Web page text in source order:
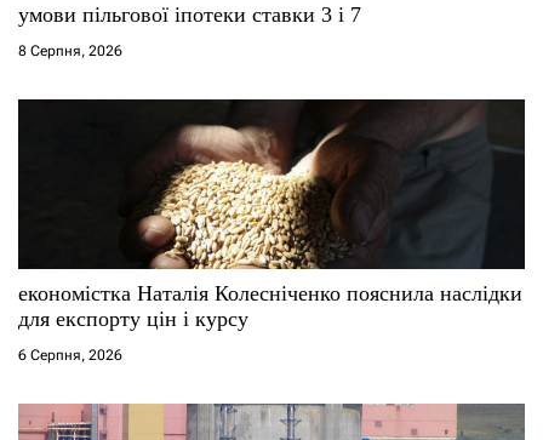
умови пільгової іпотеки ставки 3 і 7
8 Серпня, 2026
економістка Наталія Колесніченко пояснила наслідки
для експорту цін і курсу
6 Серпня, 2026